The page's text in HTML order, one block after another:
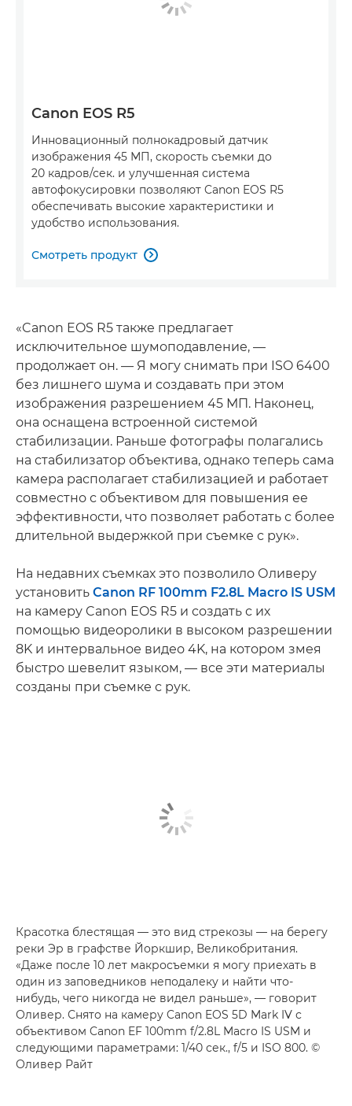
Canon EOS R5
Инновационный полнокадровый датчик
изображения 45 МП, скорость съемки до
20 кадров/сек. и улучшенная система
автофокусировки позволяют Canon EOS R5
обеспечивать высокие характеристики и
удобство использования.
Смотреть продукт 
«Canon EOS R5 также предлагает
исключительное шумоподавление, —
продолжает он. — Я могу снимать при ISO 6400
без лишнего шума и создавать при этом
изображения разрешением 45 МП. Наконец,
она оснащена встроенной системой
стабилизации. Раньше фотографы полагались
на стабилизатор объектива, однако теперь сама
камера располагает стабилизацией и работает
совместно с объективом для повышения ее
эффективности, что позволяет работать с более
длительной выдержкой при съемке с рук».
На недавних съемках это позволило Оливеру
установить Canon RF 100mm F2.8L Macro IS USM
на камеру Canon EOS R5 и создать с их
помощью видеоролики в высоком разрешении
8K и интервальное видео 4K, на котором змея
быстро шевелит языком, — все эти материалы
созданы при съемке с рук.
Красотка блестящая — это вид стрекозы — на берегу
реки Эр в графстве Йоркшир, Великобритания.
«Даже после 10 лет макросъемки я могу приехать в
один из заповедников неподалеку и найти что-
нибудь, чего никогда не видел раньше», — говорит
Оливер. Снято на камеру Canon EOS 5D Mark IV с
объективом Canon EF 100mm f/2.8L Macro IS USM и
следующими параметрами: 1/40 сек., f/5 и ISO 800. ©
Оливер Райт